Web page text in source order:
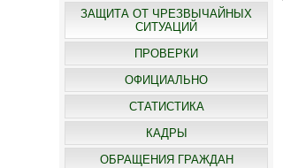
ЗАЩИТА ОТ ЧРЕЗВЫЧАЙНЫХ
СИТУАЦИЙ
ПРОВЕРКИ
ОФИЦИАЛЬНО
СТАТИСТИКА
КАДРЫ
ОБРАЩЕНИЯ ГРАЖДАН